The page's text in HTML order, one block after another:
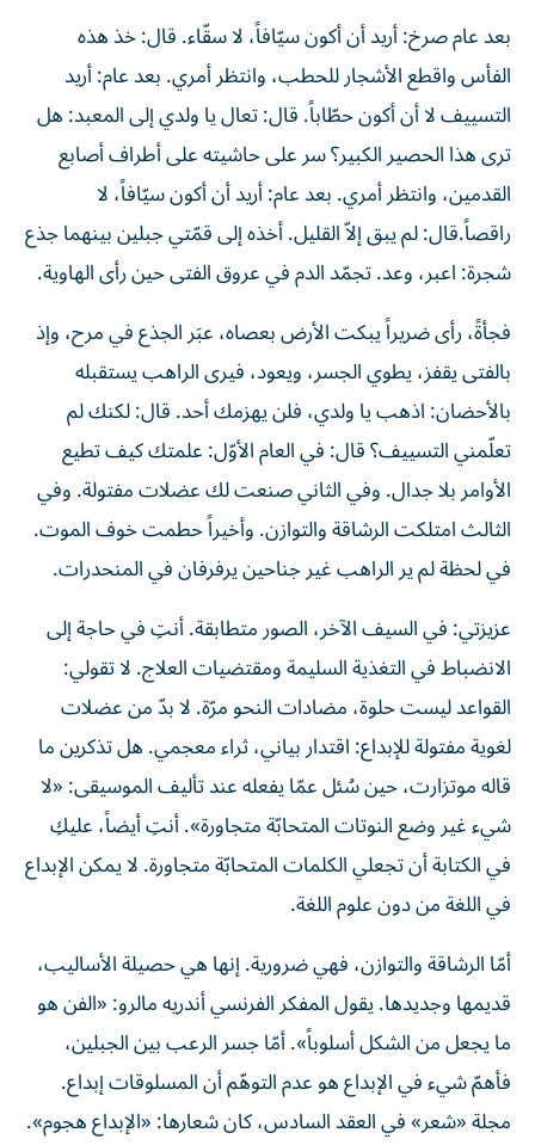
بعد عام صرخ: أريد أن أكون سيّافاً، لا سقّاء. قال: خذ هذه
الفأس واقطع الأشجار للحطب، وانتظر أمري. بعد عام: أريد
التسييف لا أن أكون حطّاباً. قال: تعال يا ولدي إلى المعبد: هل
ترى هذا الحصير الكبير؟ سر على حاشيته على أطراف أصابع
القدمين، وانتظر أمري. بعد عام: أريد أن أكون سيّافاً، لا
راقصاً.قال: لم يبق إلاّ القليل. أخذه إلى قمّتي جبلين بينهما جذع
شجرة: اعبر، وعد. تجمّد الدم في عروق الفتى حين رأى الهاوية.
فجأةً، رأى ضريراً يبكت الأرض بعصاه، عبَر الجذع في مرح، وإذ
بالفتى يقفز، يطوي الجسر، ويعود، فيرى الراهب يستقبله
بالأحضان: اذهب يا ولدي، فلن يهزمك أحد. قال: لكنك لم
تعلّمني التسييف؟ قال: في العام الأوّل: علمتك كيف تطيع
الأوامر بلا جدال. وفي الثاني صنعت لك عضلات مفتولة. وفي
الثالث امتلكت الرشاقة والتوازن. وأخيراً حطمت خوف الموت.
في لحظة لم ير الراهب غير جناحين يرفرفان في المنحدرات.
عزيزتي: في السيف الآخر، الصور متطابقة. أنتِ في حاجة إلى
الانضباط في التغذية السليمة ومقتضيات العلاج. لا تقولي:
القواعد ليست حلوة، مضادات النحو مرّة. لا بدّ من عضلات
لغوية مفتولة للإبداع: اقتدار بياني، ثراء معجمي. هل تذكرين ما
قاله موتزارت، حين سُئل عمّا يفعله عند تأليف الموسيقى: «لا
شيء غير وضع النوتات المتحابّة متجاورة». أنتِ أيضاً، عليكِ
في الكتابة أن تجعلي الكلمات المتحابّة متجاورة. لا يمكن الإبداع
في اللغة من دون علوم اللغة.
أمّا الرشاقة والتوازن، فهي ضرورية. إنها هي حصيلة الأساليب،
قديمها وجديدها. يقول المفكر الفرنسي أندريه مالرو: «الفن هو
ما يجعل من الشكل أسلوباً». أمّا جسر الرعب بين الجبلين،
فأهمّ شيء في الإبداع هو عدم التوهّم أن المسلوقات إبداع.
مجلة «شعر» في العقد السادس، كان شعارها: «الإبداع هجوم».